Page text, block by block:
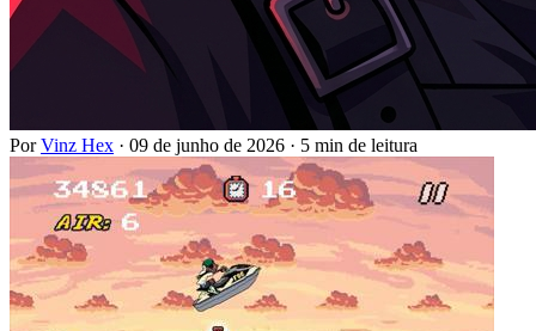
PorVinz Hex · 09 de junho de 2026 · 5 min de leitura